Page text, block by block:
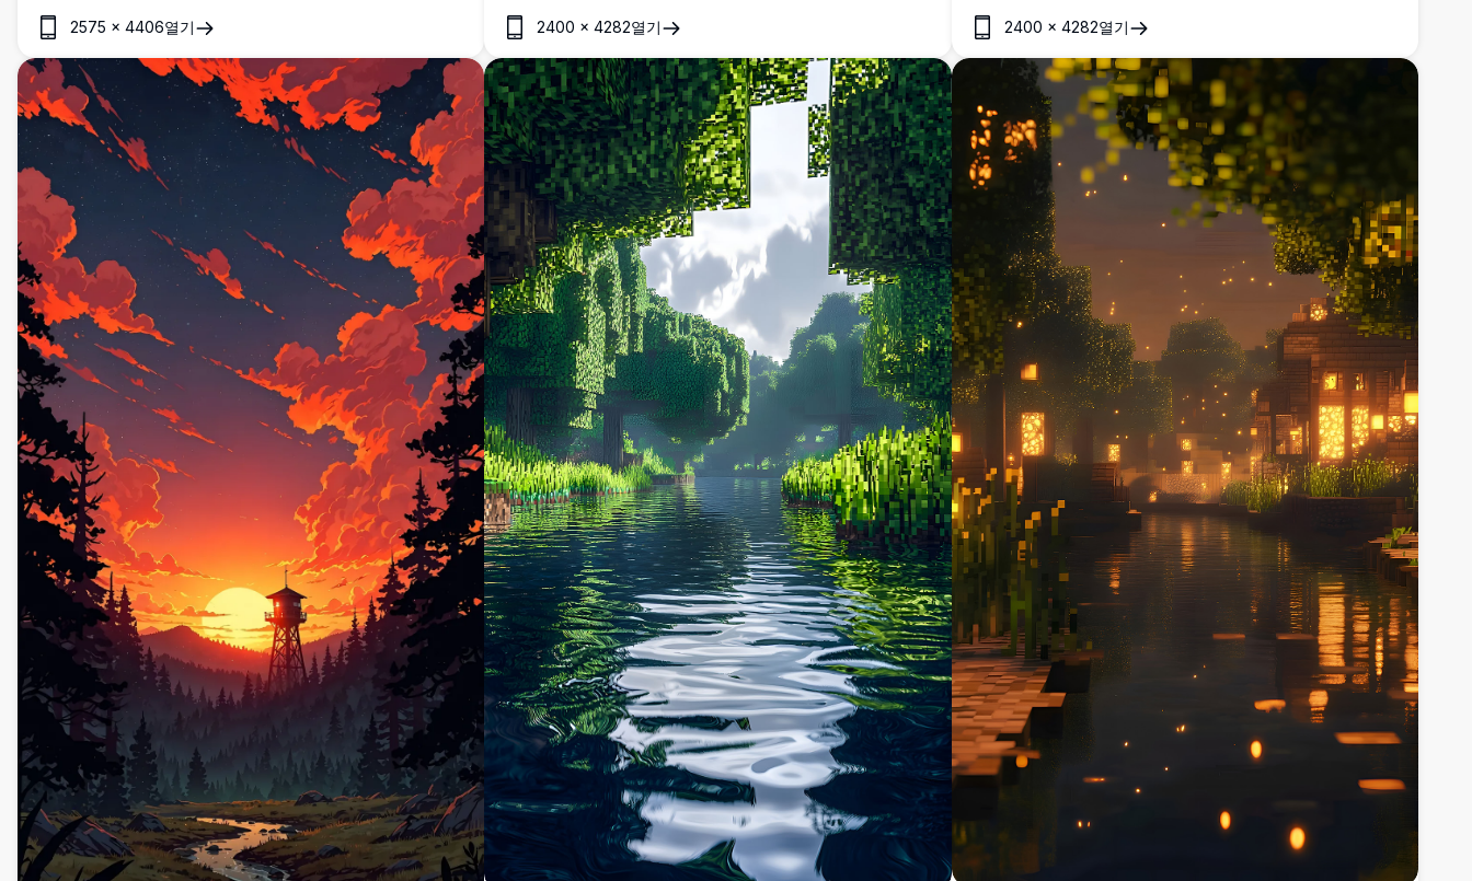
사색을 초대하며, 생생한 색상과 세밀한 예술성을 혼합합니다.
놀라운 고품질 비주얼로 데스크탑이나 모바일 화면을 향상시키
기에 완벽합니다.
2575 × 4406열기
식물이 반짝이는 물을 둘러싸고 있어 황금빛 햇빛을 반사합니
다. 게이머에게 완벽한 이 상세한 풍경은 몰입감 있는 블록 미학
으로 데스크톱 또는 모바일 화면을 향상시킵니다.
2400 ×4282열기
이미지는 우뚝 솟은 나무들 사이의 빛과 그림자의 마법 같은 상
호작용을 포착하여 고요하고 몰입감 있는 숲의 분위기를 연출합
니다.
2400 × 4282열기